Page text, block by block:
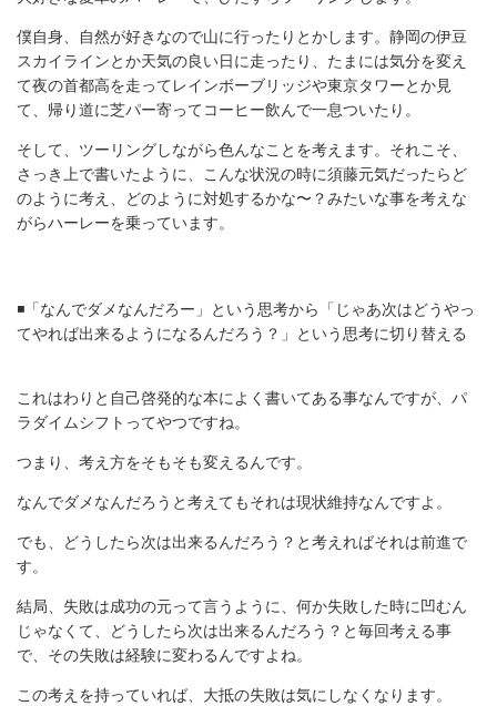
僕自身、自然が好きなので山に行ったりとかします。静岡の伊豆
スカイラインとか天気の良い日に走ったり、たまには気分を変え
て夜の首都高を走ってレインボーブリッジや東京タワーとか見
て、帰り道に芝パー寄ってコーヒー飲んで一息ついたり。
そして、ツーリングしながら色んなことを考えます。それこそ、
さっき上で書いたように、こんな状況の時に須藤元気だったらど
のように考え、どのように対処するかな〜？みたいな事を考えな
がらハーレーを乗っています。
◾️「なんでダメなんだろー」という思考から「じゃあ次はどうやっ
てやれば出来るようになるんだろう？」という思考に切り替える
これはわりと自己啓発的な本によく書いてある事なんですが、パ
ラダイムシフトってやつですね。
つまり、考え方をそもそも変えるんです。
なんでダメなんだろうと考えてもそれは現状維持なんですよ。
でも、どうしたら次は出来るんだろう？と考えればそれは前進で
す。
結局、失敗は成功の元って言うように、何か失敗した時に凹むん
じゃなくて、どうしたら次は出来るんだろう？と毎回考える事
で、その失敗は経験に変わるんですよね。
この考えを持っていれば、大抵の失敗は気にしなくなります。